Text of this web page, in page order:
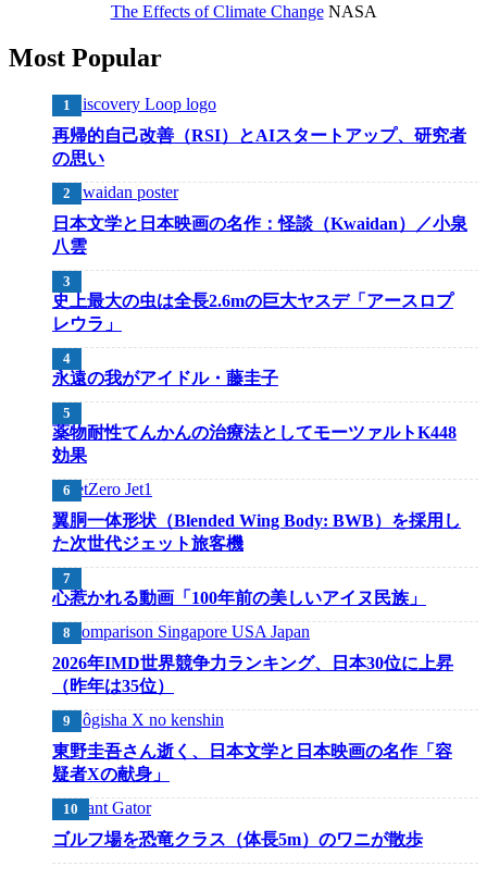
The Effects of Climate ChangeNASA
Most Popular
再帰的自己改善（RSI）とAIスタートアップ、研究者
の思い
日本文学と日本映画の名作：怪談（Kwaidan）／小泉
八雲
史上最大の虫は全長2.6mの巨大ヤスデ「アースロプ
レウラ」
永遠の我がアイドル・藤圭子
薬物耐性てんかんの治療法としてモーツァルトK448
効果
翼胴一体形状（Blended Wing Body: BWB）を採用し
た次世代ジェット旅客機
心惹かれる動画「100年前の美しいアイヌ民族」
2026年IMD世界競争力ランキング、日本30位に上昇
（昨年は35位）
東野圭吾さん逝く、日本文学と日本映画の名作「容
疑者Xの献身」
ゴルフ場を恐竜クラス（体長5m）のワニが散歩